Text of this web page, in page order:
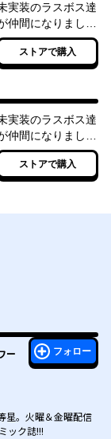
実装のラスボス達
仲間になりまし
。３
ストアで購入
実装のラスボス達
仲間になりまし
。６
ストアで購入
ー フォロー
星。火曜＆金曜配信
ック誌!!!